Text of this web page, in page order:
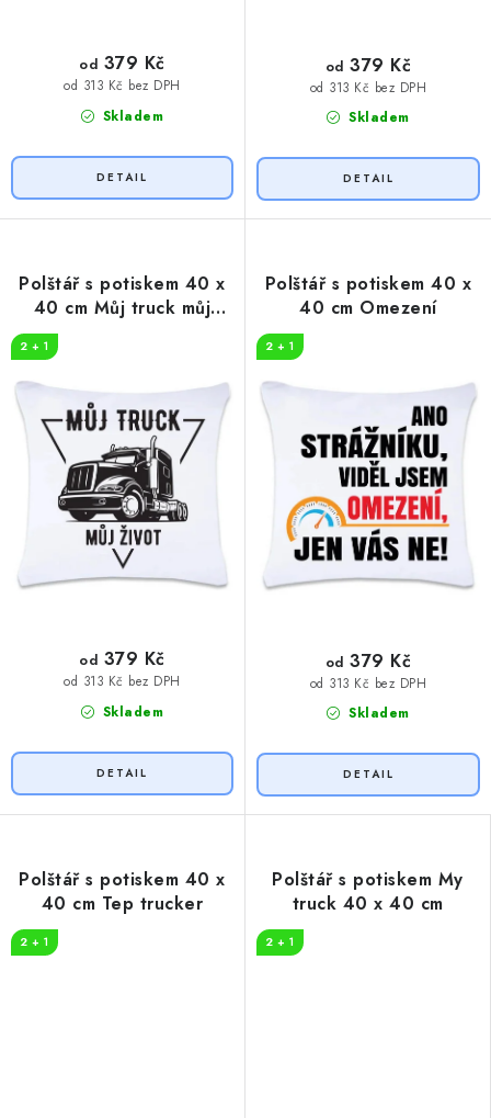
Skladem
od 313 Kč bez DPH
od 379 Kč
Skladem
od 313 Kč bez DPH
od 379 Kč
Polštář s potiskem 40 x
40 cm Můj truck můj
2 + 1
Skladem
od 313 Kč bez DPH
od 379 Kč
Polštář s potiskem 40 x
40 cm Omezení
2 + 1
Skladem
od 313 Kč bez DPH
od 379 Kč
Polštář s potiskem 40 x
40 cm Tep trucker
2 + 1
Polštář s potiskem My
truck 40 x 40 cm
2 + 1